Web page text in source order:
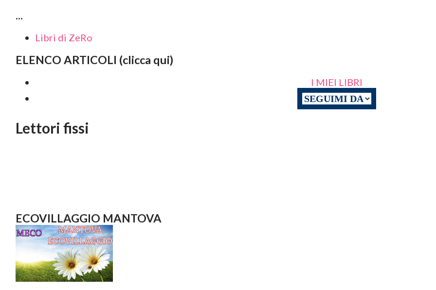
...
Libri di ZeRo
ELENCO ARTICOLI (clicca qui)
I MIEI LIBRI
Lettori fissi
ECOVILLAGGIO MANTOVA